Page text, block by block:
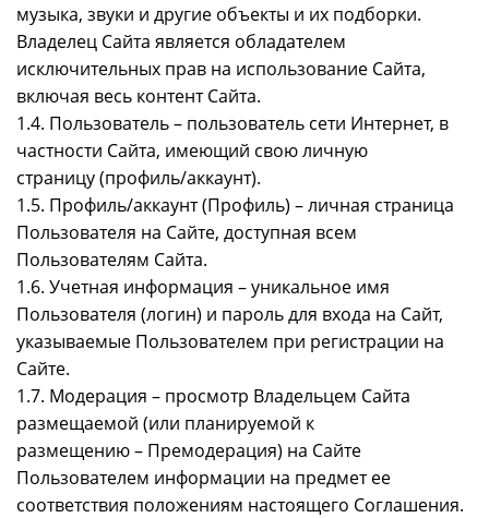
музыка, звуки и другие объекты и их подборки.
Владелец Сайта является обладателем
исключительных прав на использование Сайта,
включая весь контент Сайта.
1.4. Пользователь – пользователь сети Интернет, в
частности Сайта, имеющий свою личную
страницу (профиль/аккаунт).
1.5. Профиль/аккаунт (Профиль) – личная страница
Пользователя на Сайте, доступная всем
Пользователям Сайта.
1.6. Учетная информация – уникальное имя
Пользователя (логин) и пароль для входа на Сайт,
указываемые Пользователем при регистрации на
Сайте.
1.7. Модерация – просмотр Владельцем Сайта
размещаемой (или планируемой к
размещению – Премодерация) на Сайте
Пользователем информации на предмет ее
соответствия положениям настоящего Соглашения.